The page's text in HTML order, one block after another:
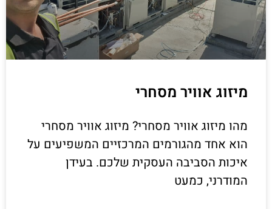
מיזוג אוויר מסחרי
מהו מיזוג אוויר מסחרי? מיזוג אוויר מסחרי
הוא אחד מהגורמים המרכזיים המשפיעים על
איכות הסביבה העסקית שלכם. בעידן
המודרני, כמעט